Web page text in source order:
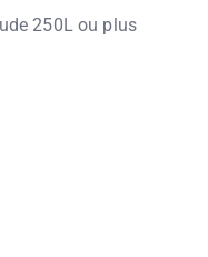
250L ou plus